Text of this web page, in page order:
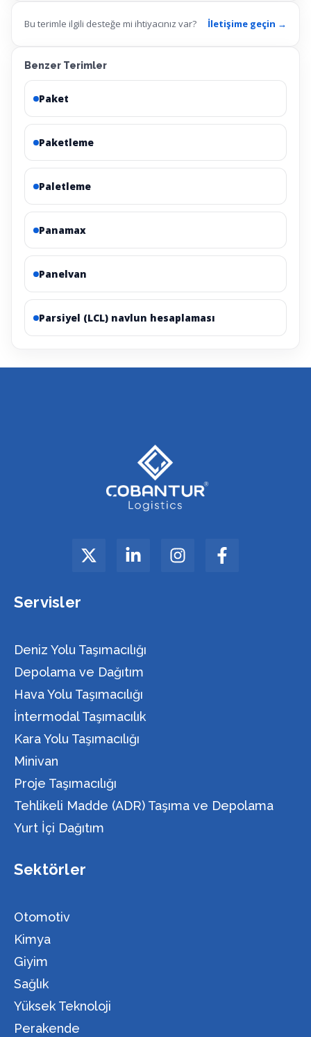
Bu terimle ilgili desteğe mi ihtiyacınız var? İletişime geçin →
Benzer Terimler
Paket
Paketleme
Paletleme
Panamax
Panelvan
Parsiyel (LCL) navlun hesaplaması
Servisler
Deniz Yolu Taşımacılığı
Depolama ve Dağıtım
Hava Yolu Taşımacılığı
İntermodal Taşımacılık
Kara Yolu Taşımacılığı
Minivan
Proje Taşımacılığı
Tehlikeli Madde (ADR) Taşıma ve Depolama
Yurt İçi Dağıtım
Sektörler
Otomotiv
Kimya
Giyim
Sağlık
Yüksek Teknoloji
Perakende